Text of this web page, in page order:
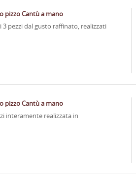
pizzo Cantù a mano
3 pezzi dal gusto raffinato, realizzati
pizzo Cantù a mano
interamente realizzata in